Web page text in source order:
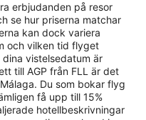
erbjudanden på resor
se hur priserna matchar
kan dock variera
och vilken tid flyget
vistelsedatum är
till AGP från FLL är det
Du som bokar flyg
få upp till 15%
hotellbeskrivningar